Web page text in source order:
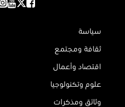
سياسة
ثقافة ومجتمع
اقتصاد وأعمال
علوم وتكنولوجيا
وثائق ومذكرات